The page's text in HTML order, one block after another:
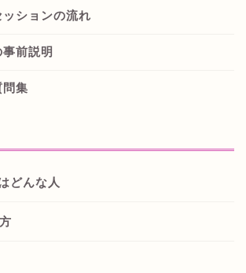
ションの流れ
前説明
問集
どんな人